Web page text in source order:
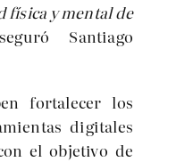
física y mental de
Santiago
fortalecer los
digitales
el objetivo de